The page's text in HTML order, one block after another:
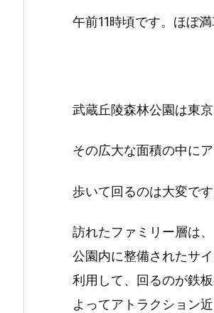
午前11時頃です。ほぼ満
武蔵丘陵森林公園は東
その広大な面積の中に
歩いて回るのは大変です
訪れたファミリー層は、
公園内に整備されたサ
利用して、回るのが鉄板
よってアトラクション